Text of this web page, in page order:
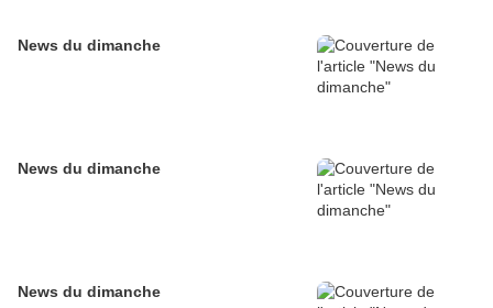
News du dimanche
News du dimanche
News du dimanche